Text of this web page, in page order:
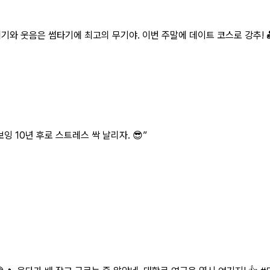
와 웃음은 썸타기에 최고의 무기야. 이번 주말에 데이트 코스로 강추!
잉 10년 후로 스트레스 싹 날리자. 😎”